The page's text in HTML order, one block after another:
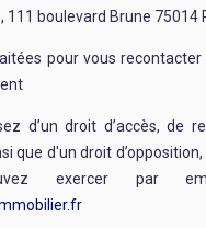
111 boulevard Brune 75014
pour vous
d’un droit d’accès, de
que d'un droit
exercer par